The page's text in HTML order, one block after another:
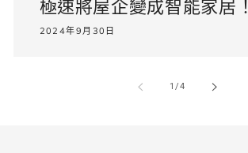
極速將屋企變成智能家居！
2024年9月30日
1//4